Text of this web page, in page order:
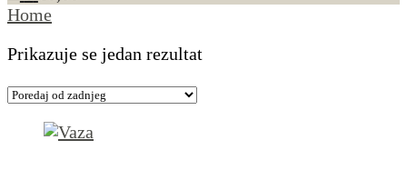
Home
Prikazuje se jedan rezultat